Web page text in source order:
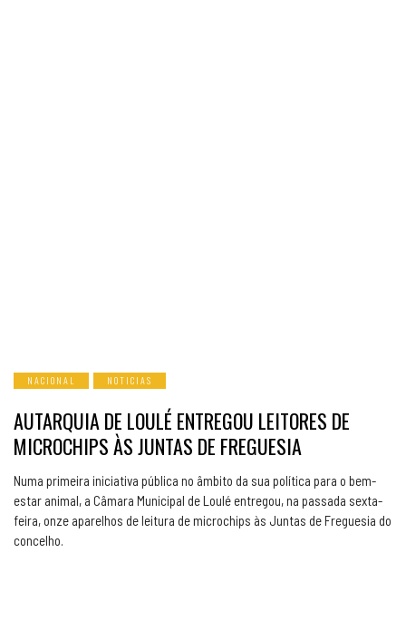
NACIONAL NOTICIAS
AUTARQUIA DE LOULÉ ENTREGOU LEITORES DE
MICROCHIPS ÀS JUNTAS DE FREGUESIA
Numa primeira iniciativa pública no âmbito da sua política para o bem-
estar animal, a Câmara Municipal de Loulé entregou, na passada sexta-
feira, onze aparelhos de leitura de microchips às Juntas de Freguesia do
concelho.